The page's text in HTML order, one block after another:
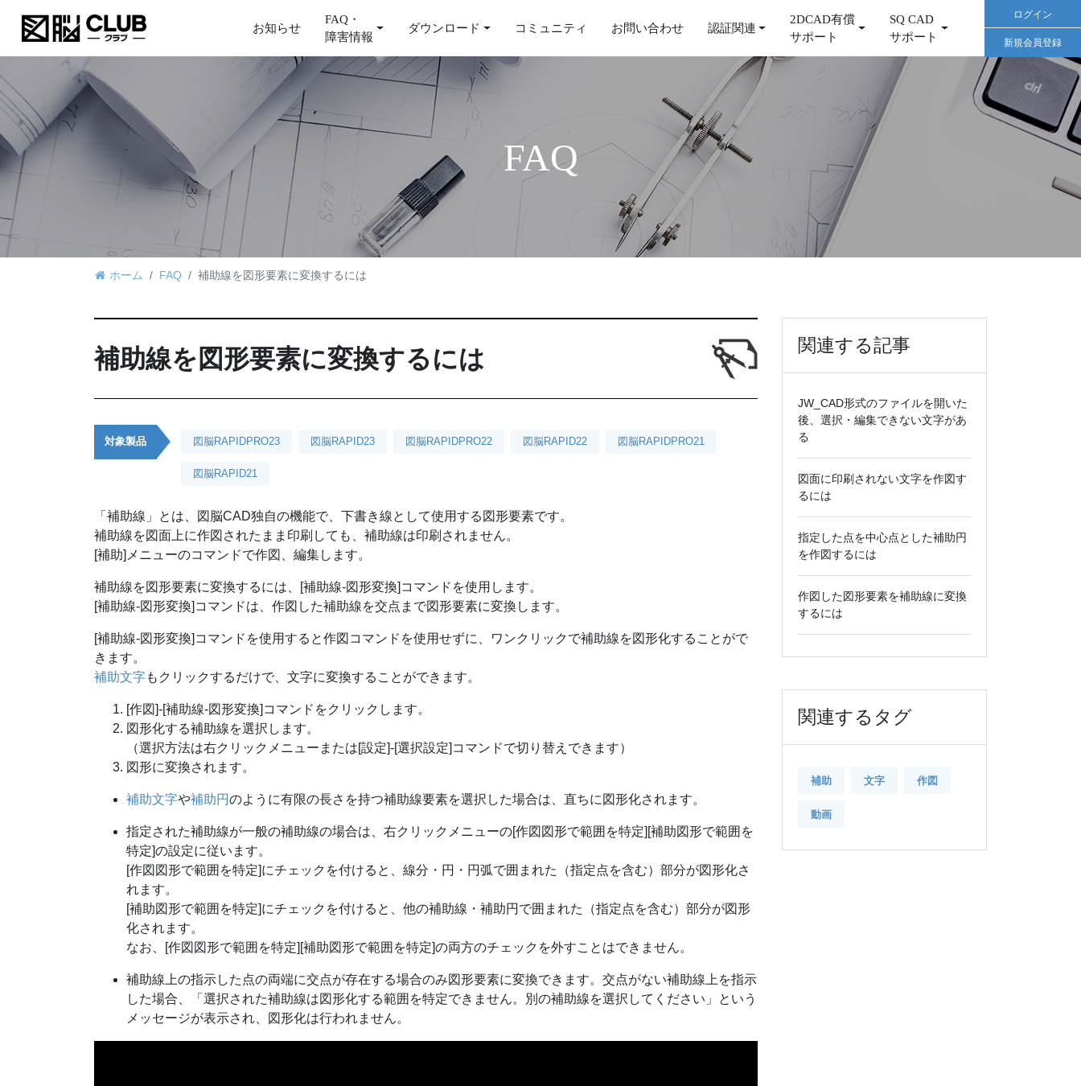
お知らせ
FAQ・
障害情報
ダウンロード コミュニティ お問い合わせ 認証関連
2DCAD有償
サポート
SQ CAD
サポート
ログイン
新規会員登録
FAQ
ホーム FAQ 補助線を図形要素に変換するには
補助線を図形要素に変換するには
対象製品 図脳RAPIDPRO23 図脳RAPID23 図脳RAPIDPRO22 図脳RAPID22 図脳RAPIDPRO21
図脳RAPID21
「補助線」とは、図脳CAD独自の機能で、下書き線として使用する図形要素です。
補助線を図面上に作図されたまま印刷しても、補助線は印刷されません。
[補助]メニューのコマンドで作図、編集します。
補助線を図形要素に変換するには、[補助線-図形変換]コマンドを使用します。
[補助線-図形変換]コマンドは、作図した補助線を交点まで図形要素に変換します。
[補助線-図形変換]コマンドを使用すると作図コマンドを使用せずに、ワンクリックで補助線を図形化することがで
きます。
補助文字もクリックするだけで、文字に変換することができます。
[作図]-[補助線-図形変換]コマンドをクリックします。
図形化する補助線を選択します。
（選択方法は右クリックメニューまたは[設定]-[選択設定]コマンドで切り替えできます）
図形に変換されます。
補助文字や補助円のように有限の長さを持つ補助線要素を選択した場合は、直ちに図形化されます。
指定された補助線が一般の補助線の場合は、右クリックメニューの[作図図形で範囲を特定][補助図形で範囲を
特定]の設定に従います。
[作図図形で範囲を特定]にチェックを付けると、線分・円・円弧で囲まれた（指定点を含む）部分が図形化さ
れます。
[補助図形で範囲を特定]にチェックを付けると、他の補助線・補助円で囲まれた（指定点を含む）部分が図形
化されます。
なお、[作図図形で範囲を特定][補助図形で範囲を特定]の両方のチェックを外すことはできません。
補助線上の指示した点の両端に交点が存在する場合のみ図形要素に変換できます。交点がない補助線上を指示
した場合、「選択された補助線は図形化する範囲を特定できません。別の補助線を選択してください」という
メッセージが表示され、図形化は行われません。
関連する記事
JW_CAD形式のファイルを開いた
後、選択・編集できない文字があ
る
図面に印刷されない文字を作図す
るには
指定した点を中心点とした補助円
を作図するには
作図した図形要素を補助線に変換
するには
関連するタグ
補助 文字 作図
動画